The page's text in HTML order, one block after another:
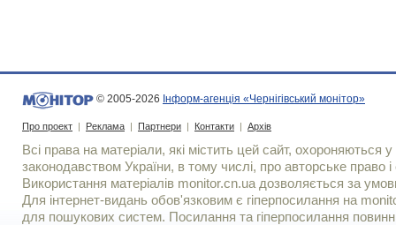
© 2005-2026 Інформ-агенція «Чернігівський монітор»
Про проект | Реклама | Партнери | Контакти | Архів
Всі права на матеріали, які містить цей сайт, охороняються у
законодавством України, в тому числі, про авторське право і
Використання матерiалiв monitor.cn.ua дозволяється за
Для iнтернет-видань обов'язковим є гiперпосилання на
для пошукових систем. Посилання та гіперпосилання